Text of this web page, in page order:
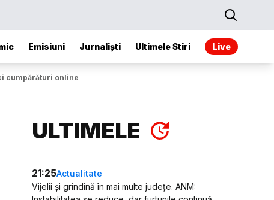
Emisiuni Jurnaliști Ultimele Stiri Live
cumpărături online
ULTIMELE
21:25Actualitate
Vijelii și grindină în mai multe județe. ANM: